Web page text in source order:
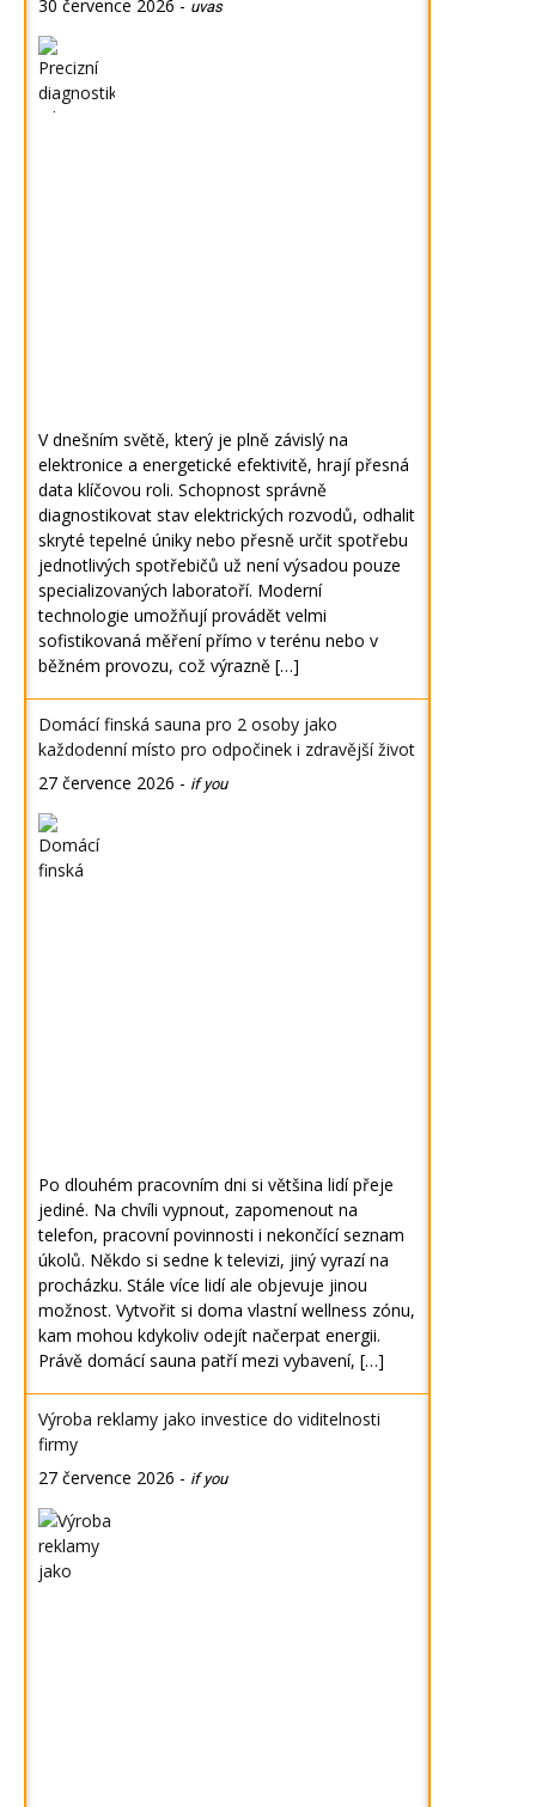
30 července 2026 - uvas
V dnešním světě, který je plně závislý na
elektronice a energetické efektivitě, hrají přesná
data klíčovou roli. Schopnost správně
diagnostikovat stav elektrických rozvodů, odhalit
skryté tepelné úniky nebo přesně určit spotřebu
jednotlivých spotřebičů už není výsadou pouze
specializovaných laboratoří. Moderní
technologie umožňují provádět velmi
sofistikovaná měření přímo v terénu nebo v
běžném provozu, což výrazně […]
Domácí finská sauna pro 2 osoby jako
každodenní místo pro odpočinek i zdravější život
27 července 2026 - if you
Po dlouhém pracovním dni si většina lidí přeje
jediné. Na chvíli vypnout, zapomenout na
telefon, pracovní povinnosti i nekončící seznam
úkolů. Někdo si sedne k televizi, jiný vyrazí na
procházku. Stále více lidí ale objevuje jinou
možnost. Vytvořit si doma vlastní wellness zónu,
kam mohou kdykoliv odejít načerpat energii.
Právě domácí sauna patří mezi vybavení, […]
Výroba reklamy jako investice do viditelnosti
firmy
27 července 2026 - if you